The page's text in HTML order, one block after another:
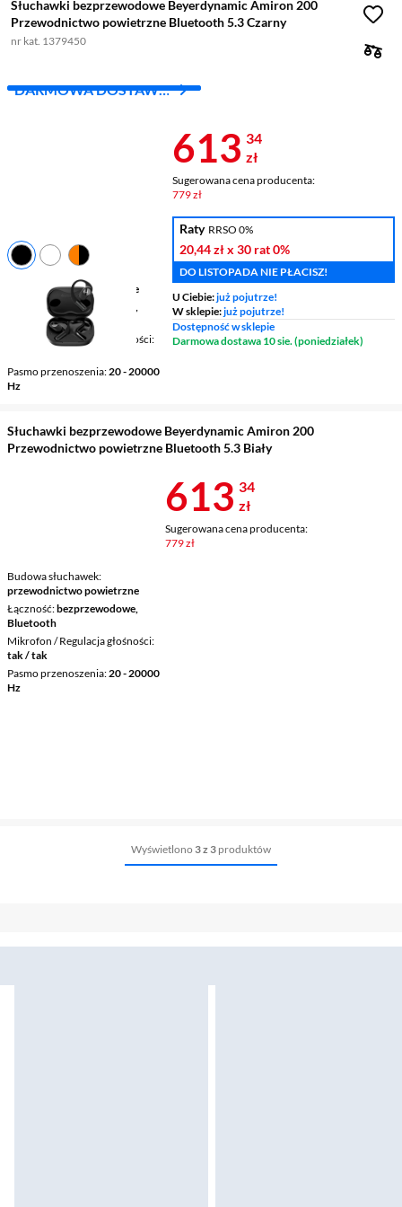
Słuchawki bezprzewodowe Beyerdynamic Amiron 200
Przewodnictwo powietrzne Bluetooth 5.3 Czarny
nr kat. 1379450
DARMOWA DOSTAWA
Budowa słuchawek
przewodnictwo powietrzne
Łączność bezprzewodowe,
Bluetooth
Mikrofon / Regulacja głośności
Pasmo przenoszenia 20 - 20000
Hz
Cena 613,34
613 34
zł
Sugerowana cena producenta:
779 zł
Raty RRSO 0%
20,44 złx 30 rat0%
DO LISTOPADA NIE PŁACISZ!
U Ciebie:już pojutrze!
W sklepie:już pojutrze!
Dostępność w sklepie
Darmowa dostawa 10 sie. (poniedziałek)
Słuchawki bezprzewodowe Beyerdynamic Amiron 200
Przewodnictwo powietrzne Bluetooth 5.3 Biały
Budowa słuchawek
przewodnictwo powietrzne
Łączność bezprzewodowe,
Bluetooth
Mikrofon / Regulacja głośności
tak / tak
Pasmo przenoszenia 20 - 20000
Hz
Cena 613,34
613 34
zł
Sugerowana cena producenta:
779 zł
Wyświetlono 3 z 3 produktów